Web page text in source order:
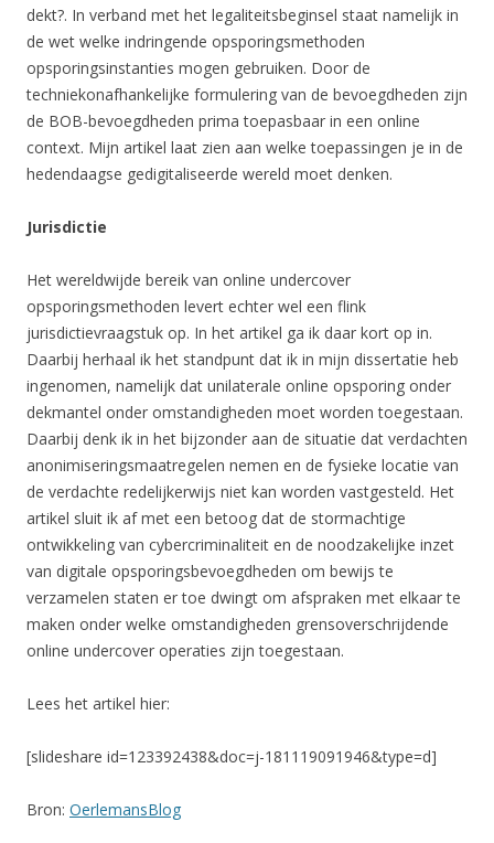
dekt?. In verband met het legaliteitsbeginsel staat namelijk in
de wet welke indringende opsporingsmethoden
opsporingsinstanties mogen gebruiken. Door de
techniekonafhankelijke formulering van de bevoegdheden zijn
de BOB-bevoegdheden prima toepasbaar in een online
context. Mijn artikel laat zien aan welke toepassingen je in de
hedendaagse gedigitaliseerde wereld moet denken.
Jurisdictie
Het wereldwijde bereik van online undercover
opsporingsmethoden levert echter wel een flink
jurisdictievraagstuk op. In het artikel ga ik daar kort op in.
Daarbij herhaal ik het standpunt dat ik in mijn dissertatie heb
ingenomen, namelijk dat unilaterale online opsporing onder
dekmantel onder omstandigheden moet worden toegestaan.
Daarbij denk ik in het bijzonder aan de situatie dat verdachten
anonimiseringsmaatregelen nemen en de fysieke locatie van
de verdachte redelijkerwijs niet kan worden vastgesteld. Het
artikel sluit ik af met een betoog dat de stormachtige
ontwikkeling van cybercriminaliteit en de noodzakelijke inzet
van digitale opsporingsbevoegdheden om bewijs te
verzamelen staten er toe dwingt om afspraken met elkaar te
maken onder welke omstandigheden grensoverschrijdende
online undercover operaties zijn toegestaan.
Lees het artikel hier:
[slideshare id=123392438&doc=j-181119091946&type=d]
Bron: OerlemansBlog